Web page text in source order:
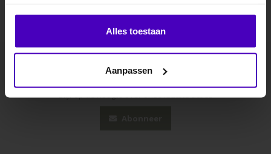
Alles toestaan
Aanpassen
Abonneer je op onze nieuwsbrief
Blijf op de hoogte over onze laatste acties